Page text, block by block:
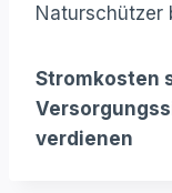
Naturschützer
Stromkosten
verdienen